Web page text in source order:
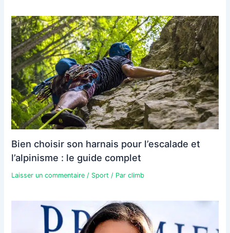
Bien choisir son harnais pour l’escalade et
l’alpinisme : le guide complet
Laisser un commentaire / Sport / Parclimb